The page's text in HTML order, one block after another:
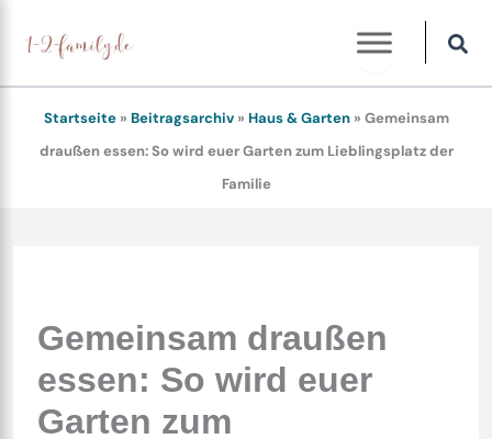
Inhalt
springen
Startseite» Beitragsarchiv» Haus & Garten» Gemeinsam
draußen essen: So wird euer Garten zum Lieblingsplatz der
Familie
Gemeinsam draußen
essen: So wird euer
Garten zum